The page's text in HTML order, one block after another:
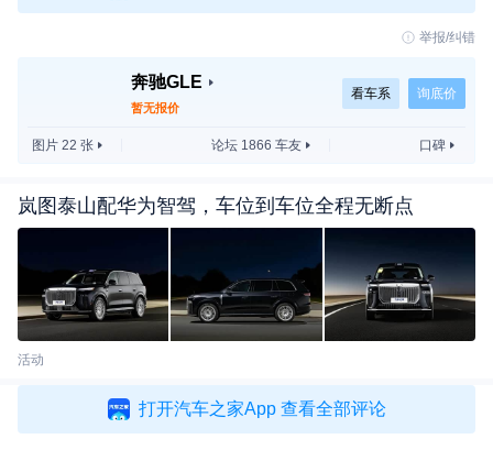
举报/纠错
奔驰GLE
暂无报价
看车系 询底价
图片 22 张 论坛 1866 车友 口碑
岚图泰山配华为智驾，车位到车位全程无断点
活动
打开汽车之家App 查看全部评论